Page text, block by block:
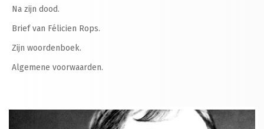
Na zijn dood.
Brief van Félicien Rops.
Zijn woordenboek.
Algemene voorwaarden.